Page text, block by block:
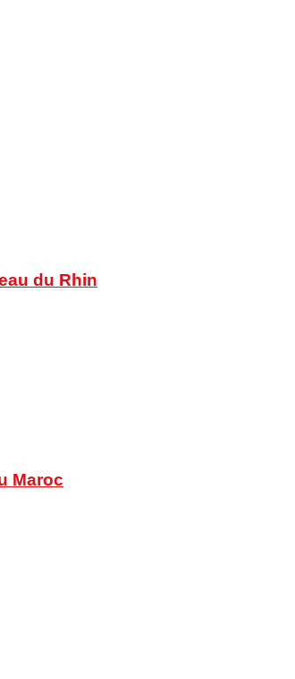
du Rhin
Maroc